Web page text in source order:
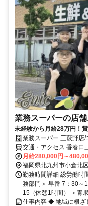
業務スーパーの店
未経験から月給28万円！
業務スーパー 三萩野店/
交通・アクセス 香春口
月給280,000円～
福岡県北九州市小倉北区
勤務時間詳細 総労働時
務部門＞ 早番 7：30～
15（休憩1時間） ＜青
仕事内容 ◆ 地域に根ざ